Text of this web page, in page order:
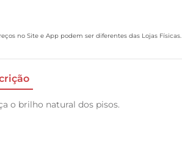
no Site e App podem ser diferentes das Lojas Físicas.
o brilho natural dos pisos.